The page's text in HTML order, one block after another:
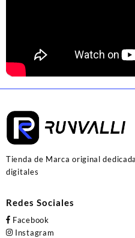
Tienda de Marca original
digitales
Redes Sociales
Facebook
Instagram